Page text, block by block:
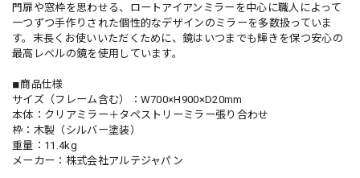
門扉や窓枠を思わせる、ロートアイアンミラーを中心に職人によって
一つずつ手作りされた個性的なデザインのミラーを多数扱っていま
す。末長くお使いいただくために、鏡はいつまでも輝きを保つ安心の
最高レベルの鏡を使用しています。
◾︎商品仕様
サイズ（フレーム含む）：W700×H900×D20mm
本体：クリアミラー＋タペストリーミラー張り合わせ
枠：木製（シルバー塗装）
重量：11.4kg
メーカー：株式会社アルテジャパン